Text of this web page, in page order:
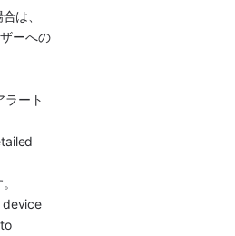
は、
ーへの
ート